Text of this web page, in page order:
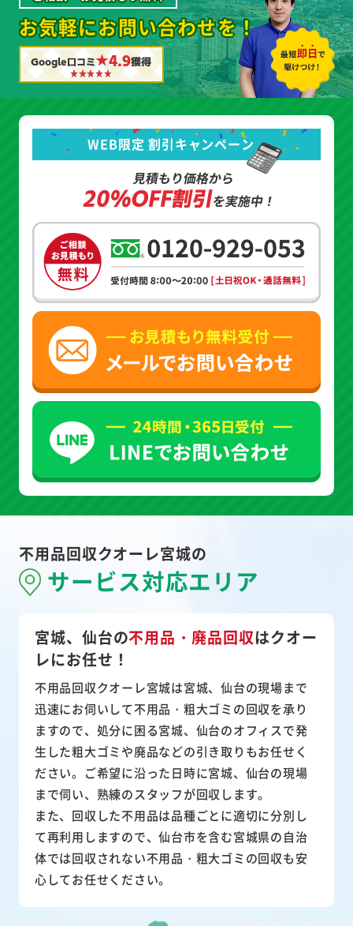
お気軽にお問い合わせを！
Google口コミ★4.9獲得
WEB限定 割引キャンペーン
見積もり価格から
20%OFF割引を実施中！
不用品回収クオーレ宮城の
サービス対応エリア
宮城、仙台の不用品・廃品回収はクオー
レにお任せ！
不用品回収クオーレ宮城は宮城、仙台の現場まで
迅速にお伺いして不用品・粗大ゴミの回収を承り
ますので、処分に困る宮城、仙台のオフィスで発
生した粗大ゴミや廃品などの引き取りもお任せく
ださい。ご希望に沿った日時に宮城、仙台の現場
まで伺い、熟練のスタッフが回収します。
また、 回収した不用品は品種ごとに適切に分別し
て再利用 しますので、仙台市を含む宮城県の自治
体では回収されない不用品・粗大ゴミの回収も安
心してお任せください。